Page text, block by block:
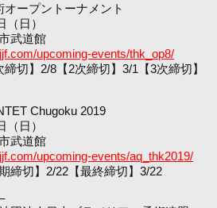
ープントーナメント
日）
武道館
upcoming-events/thk_op8/
切】2/8【2次締切】3/1【3次締切】
Chugoku 2019
日）
武道館
upcoming-events/aq_thk2019/
締切】2/22【最終締切】3/22